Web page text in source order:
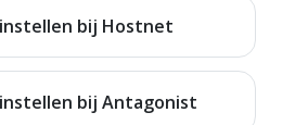
bij Hostnet
bij Antagonist